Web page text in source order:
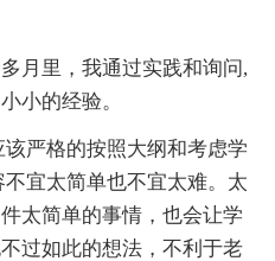
月里，我通过实践和询问,
小的经验。
严格的按照大纲和考虑学
宜太简单也不宜太难。太
太简单的事情，也会让学
过如此的想法，不利于老